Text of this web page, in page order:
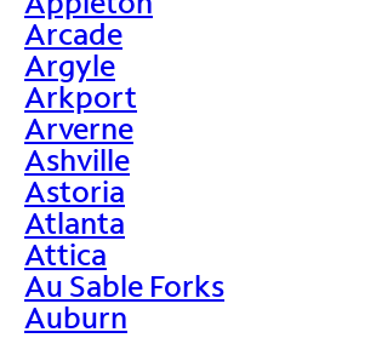
Arcade
Argyle
Arkport
Arverne
Ashville
Astoria
Atlanta
Attica
Au Sable Forks
Auburn